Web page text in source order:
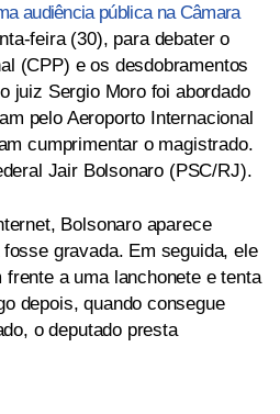
audiência pública na Câmara
feira (30), para debater o
(CPP) e os desdobramentos
juiz Sergio Moro foi abordado
pelo Aeroporto Internacional
cumprimentar o magistrado.
Jair Bolsonaro (PSC/RJ).
Bolsonaro aparece
gravada. Em seguida, ele
a uma lanchonete e tenta
depois, quando consegue
o deputado presta